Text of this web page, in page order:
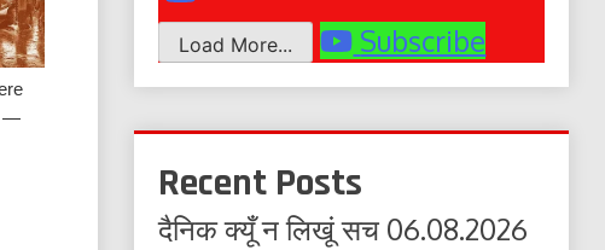
Load More... Subscribe
Recent Posts
दैनिक क्यूँ न लिखूं सच 06.08.2026